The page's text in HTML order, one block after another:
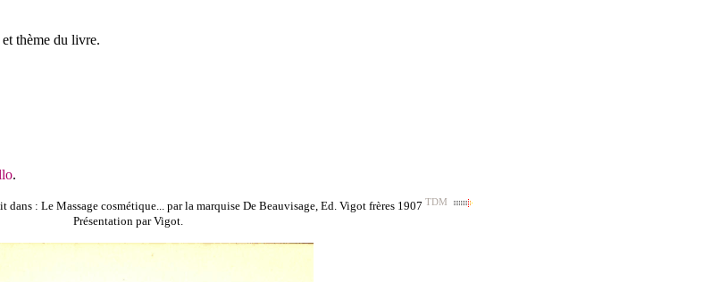
thème du livre.
.
: Le Massage cosmétique... par la marquise De Beauvisage, Ed. Vigot frères 1907 TDM
Présentation par Vigot.